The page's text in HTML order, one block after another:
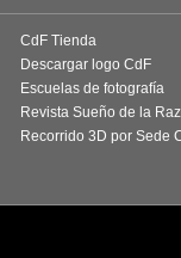
CdF Tienda
Descargar logo CdF
Escuelas de fotografía
Revista Sueño de la
Recorrido 3D por Sede